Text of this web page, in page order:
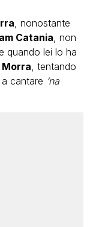
, nonostante
Catania, non
quando lei lo ha
Morra, tentando
cantare ‘na